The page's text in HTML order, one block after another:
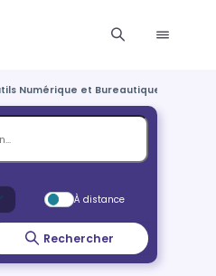
Numérique et Bureautique
À distance
Rechercher